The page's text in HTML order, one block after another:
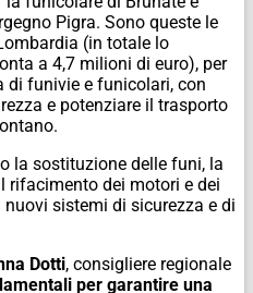
Pigra. Sono queste le
(in totale lo
a 4,7 milioni di euro), per
di funivie e funicolari, con
e potenziare il trasporto
la sostituzione delle funi, la
rifacimento dei motori e dei
sistemi di sicurezza e di
Dotti, consigliere regionale
per garantire una